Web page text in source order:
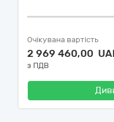
Очікувана вартість
2 969 460,00
з ПДВ